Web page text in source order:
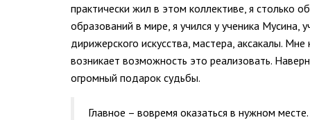
практически жил в этом коллективе, я столько
образований в мире, я учился у ученика Мусина,
дирижерского искусства, мастера, аксакалы.
возникает возможность это реализовать.
огромный подарок судьбы.
Главное – вовремя оказаться в нужном